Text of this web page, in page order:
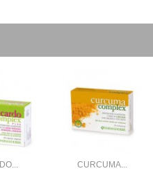
CURCUMA...